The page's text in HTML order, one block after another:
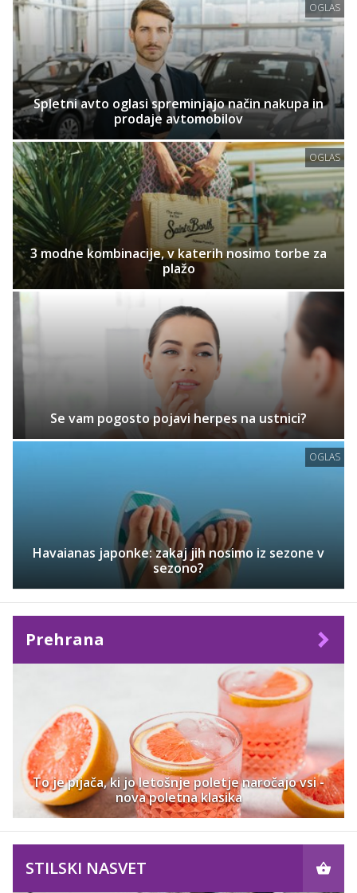
OGLAS
Spletni avto oglasi spreminjajo način nakupa in
prodaje avtomobilov
OGLAS
3 modne kombinacije, v katerih nosimo torbe za
plažo
Se vam pogosto pojavi herpes na ustnici?
OGLAS
Havaianas japonke: zakaj jih nosimo iz sezone v
sezono?
Prehrana
To je pijača, ki jo letošnje poletje naročajo vsi -
nova poletna klasika
STILSKI NASVET